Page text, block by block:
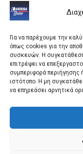
Για να παρέχουμε την
όπως cookies για την
συσκευών. Η
επιτρέψει να
συμπεριφορά περιήγησης
ιστότοπο. Η μη
να επηρεάσει αρνητικά
Οι φωτογραφίες με
από την παραλία
ΛΑΡΙΣΑ
Ενισχύονται με